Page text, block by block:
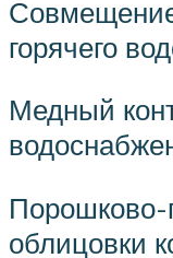
горячего
Медный
Порошково-
облицовки